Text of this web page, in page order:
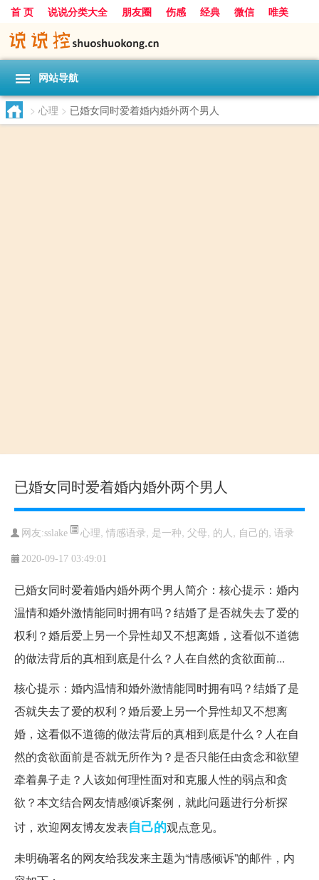
首 页 说说分类大全 朋友圈 伤感 经典 微信
唯美
励志
爱情 搞笑
网站导航
> 心理 > 已婚女同时爱着婚内婚外两个男人
已婚女同时爱着婚内婚外两个男人
网友:sslake 心理, 情感语录, 是一种, 父母, 的人 , 自己的, 语录
2020-09-17 03:49:01
已婚女同时爱着婚内婚外两个男人简介：核心提示：婚内
温情和婚外激情能同时拥有吗？结婚了是否就失去了爱的
权利？婚后爱上另一个异性却又不想离婚，这看似不道德
的做法背后的真相到底是什么？人在自然的贪欲面前...
核心提示：婚内温情和婚外激情能同时拥有吗？结婚了是
否就失去了爱的权利？婚后爱上另一个异性却又不想离
婚，这看似不道德的做法背后的真相到底是什么？人在自
然的贪欲面前是否就无所作为？是否只能任由贪念和欲望
牵着鼻子走？人该如何理性面对和克服人性的弱点和贪
欲？本文结合网友情感倾诉案例，就此问题进行分析探
讨，欢迎网友博友发表自己的观点意见。
未明确署名的网友给我发来主题为“情感倾诉”的邮件，内